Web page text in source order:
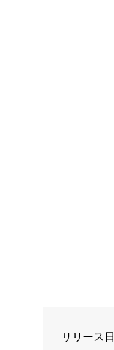
リリース日